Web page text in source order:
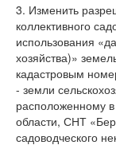
3. Изменить
коллективного
использования
хозяйства)»
кадастровым
- земли
расположенному
области, СНТ
садоводческого